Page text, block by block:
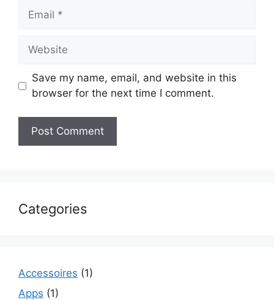
Email
Website
Save my name, email, and website in this
browser for the next time I comment.
Categories
Accessoires (1)
Apps (1)